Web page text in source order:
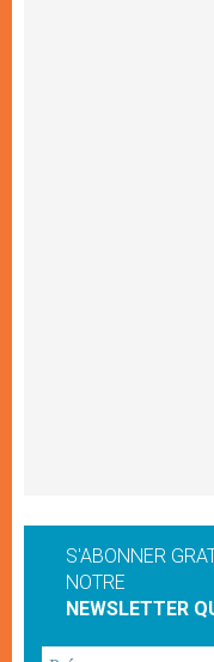
S'ABONNER
NOTRE
NEWSLETTER